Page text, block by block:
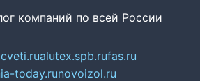
компаний по всей России
alutex.spb.rufas.ru
today.runovoizol.ru